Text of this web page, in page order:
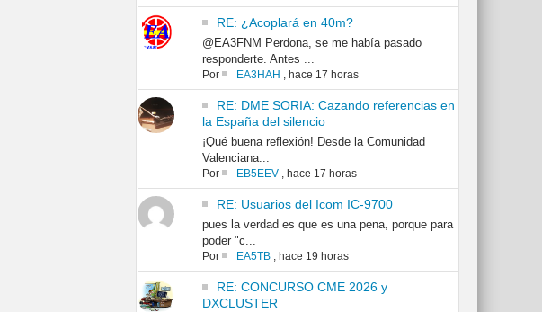
RE: ¿Acoplará en 40m?
@EA3FNM Perdona, se me había pasado
responderte. Antes ...
Por EA3HAH , hace 17 horas
RE: DME SORIA: Cazando referencias en
la España del silencio
¡Qué buena reflexión! Desde la Comunidad
Valenciana...
Por EB5EEV, hace 17 horas
RE: Usuarios del Icom IC-9700
pues la verdad es que es una pena, porque para
poder "c...
Por EA5TB, hace 19 horas
RE: CONCURSO CME 2026 y
DXCLUSTER